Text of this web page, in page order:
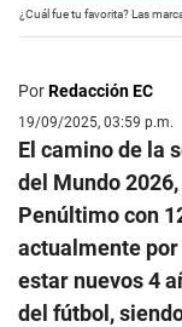
¿Cuál fue tu favorita? Las
PorRedacción EC
19/09/2025, 03:59 p.m.
El camino de la
del Mundo
Penúltimo con
actualmente por
estar nuevos 4
del fútbol,